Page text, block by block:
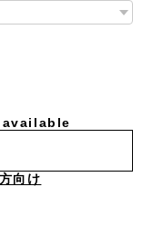
向け